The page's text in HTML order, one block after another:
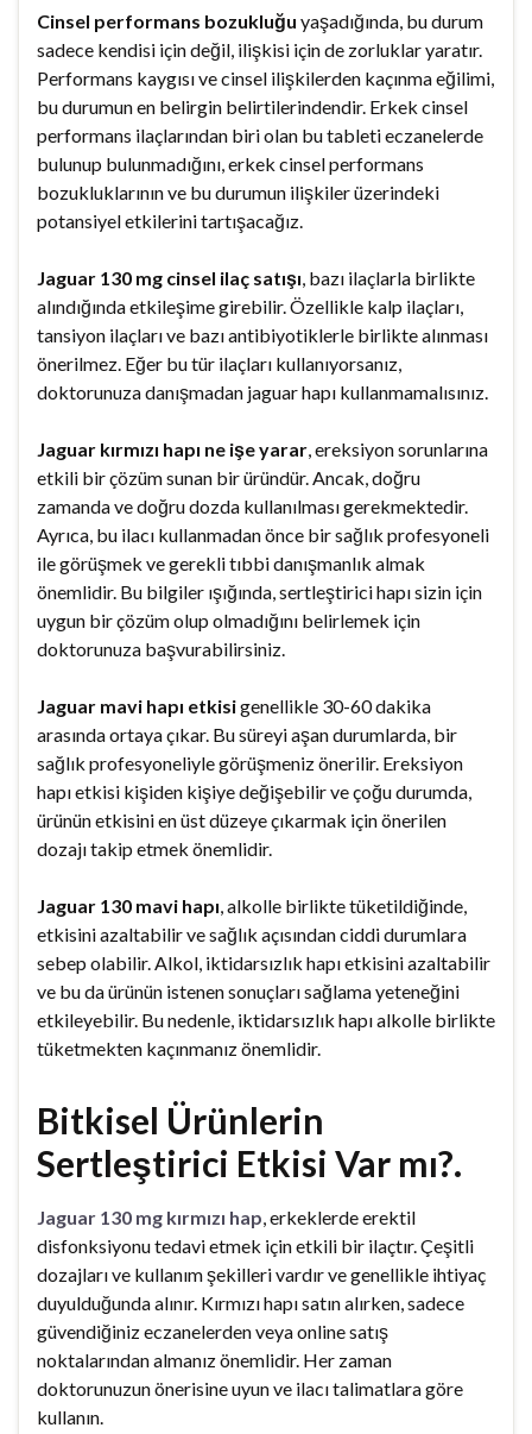
Cinsel performans bozukluğu yaşadığında, bu durum
sadece kendisi için değil, ilişkisi için de zorluklar yaratır.
Performans kaygısı ve cinsel ilişkilerden kaçınma eğilimi,
bu durumun en belirgin belirtilerindendir. Erkek cinsel
performans ilaçlarından biri olan bu tableti eczanelerde
bulunup bulunmadığını, erkek cinsel performans
bozukluklarının ve bu durumun ilişkiler üzerindeki
potansiyel etkilerini tartışacağız.
Jaguar 130 mg cinsel ilaç satışı, bazı ilaçlarla birlikte
alındığında etkileşime girebilir. Özellikle kalp ilaçları,
tansiyon ilaçları ve bazı antibiyotiklerle birlikte alınması
önerilmez. Eğer bu tür ilaçları kullanıyorsanız,
doktorunuza danışmadan jaguar hapı kullanmamalısınız.
Jaguar kırmızı hapı ne işe yarar, ereksiyon sorunlarına
etkili bir çözüm sunan bir üründür. Ancak, doğru
zamanda ve doğru dozda kullanılması gerekmektedir.
Ayrıca, bu ilacı kullanmadan önce bir sağlık profesyoneli
ile görüşmek ve gerekli tıbbi danışmanlık almak
önemlidir. Bu bilgiler ışığında, sertleştirici hapı sizin için
uygun bir çözüm olup olmadığını belirlemek için
doktorunuza başvurabilirsiniz.
Jaguar mavi hapı etkisigenellikle 30-60 dakika
arasında ortaya çıkar. Bu süreyi aşan durumlarda, bir
sağlık profesyoneliyle görüşmeniz önerilir. Ereksiyon
hapı etkisi kişiden kişiye değişebilir ve çoğu durumda,
ürünün etkisini en üst düzeye çıkarmak için önerilen
dozajı takip etmek önemlidir.
Jaguar 130 mavi hapı, alkolle birlikte tüketildiğinde,
etkisini azaltabilir ve sağlık açısından ciddi durumlara
sebep olabilir. Alkol, iktidarsızlık hapı etkisini azaltabilir
ve bu da ürünün istenen sonuçları sağlama yeteneğini
etkileyebilir. Bu nedenle, iktidarsızlık hapı alkolle birlikte
tüketmekten kaçınmanız önemlidir.
Bitkisel Ürünlerin
Sertleştirici Etkisi Var mı?.
Jaguar 130 mg kırmızı hap, erkeklerde erektil
disfonksiyonu tedavi etmek için etkili bir ilaçtır. Çeşitli
dozajları ve kullanım şekilleri vardır ve genellikle ihtiyaç
duyulduğunda alınır. Kırmızı hapı satın alırken, sadece
güvendiğiniz eczanelerden veya online satış
noktalarından almanız önemlidir. Her zaman
doktorunuzun önerisine uyun ve ilacı talimatlara göre
kullanın.